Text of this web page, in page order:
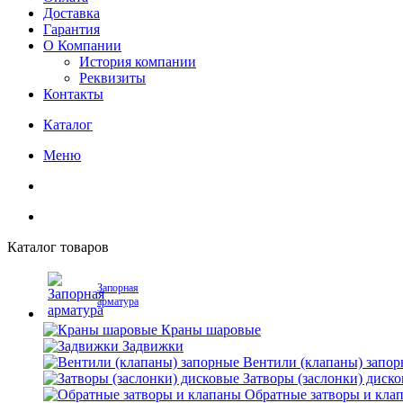
Доставка
Гарантия
О Компании
История компании
Реквизиты
Контакты
Каталог
Меню
Каталог товаров
Запорная
арматура
Краны шаровые
Задвижки
Вентили (клапаны)
Затворы (заслонки)
Обратные затворы и